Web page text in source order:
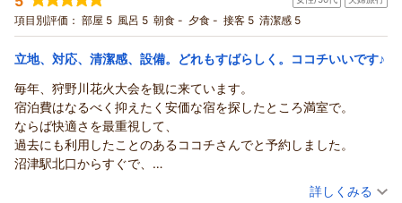
また沼津へお越しの際は、ぜひお立ち寄りください。スタッフ
一同、心よりお待ちしております。
フロント ギトマー
また、スタッフへの温かいお褒めの言葉もありがとうございま
す。いただいたお言葉を励みに、これからも心を込めたおもて
ぜひまた沼津へお越しの際は、お気軽にお立ち寄りください。
スタッフ一同、再びお会いできる日を心よりお待ちしておりま
す。
フロント ギトマー
（返信日：2026/08/05）
宿泊価格帯： 14,001～15,000円(大人一人あたり/税込)
ココチホテル沼津からの返信
たみこ 様
この度は当館にご宿泊いただき、また心温まる素敵な口コミを
ご投稿いただき誠にありがとうございます。
祇園祭、天神祭と関西の大きなお祭りを巡る贅沢なご旅行の道
中、当館にお立ち寄りいただき光栄です。
関西の厳しい暑さの中でのご移動はさぞお疲れになられたこと
とお察しいたします。そんな中、雨で沼津の花火が延期となっ
項目別評価： 部屋 5 風呂 5 朝食 - 夕食 - 接客 5 清潔感 5
立地、対応、清潔感、設備。どれもすばらしく。ココチいいです♪
毎年、狩野川花火大会を観に来ています。
宿泊費はなるべく抑えたく安価な宿を探したところ満室で。
ならば快適さを最重視して、
過去にも利用したことのあるココチさんでと予約しました。
沼津駅北口からすぐで、
チェックイン前・チェックアウト後の荷物預けも快くOKして下さ
（投稿日：2026/07/27）
詳しくみる